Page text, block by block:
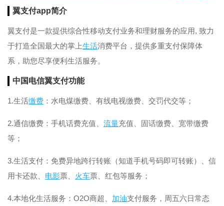
翼支付app简介
翼支付是一款提供综合性移动支付业务和理财服务的应用, 致力
于打造全国最大的掌上生活消费平台，提供多重支付保障体
系，助您尽享便利生活服务。
中国电信翼支付功能
1.生活缴费 ：水电煤缴费、有线电视缴费、交罚代交等；
2.通信缴费：手机话费充值、 流量充值、固话缴费、宽带缴费
等；
3.生活支付：免费异地跨行转账（知道手机号码即可转账）、信
用卡还款、 电影票、 火车票、红包等服务；
4.本地化生活服务：O2O商超、 加油支付服务，周五六日常态